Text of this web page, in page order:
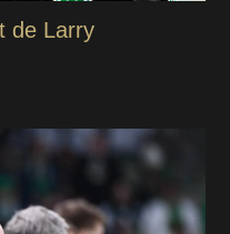
de Larry